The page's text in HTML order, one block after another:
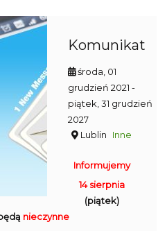
Komunikat
środa, 01
grudzień 2021 -
piątek, 31 grudzień
2027
Lublin
Inne
Informujemy
14 sierpnia
(piątek)
nieczynne